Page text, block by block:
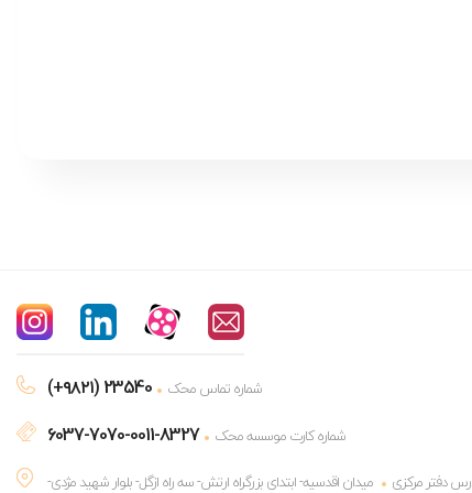
(+۹۸۲۱) 23540 شماره تماس محک
6037-7070-0011-8327
شماره کارت موسسه محک
دفتر مرکزی
میدان اقدسیه- ابتدای بزرگراه ارتش- سه راه ازگل- بلوار شهید مژدی-